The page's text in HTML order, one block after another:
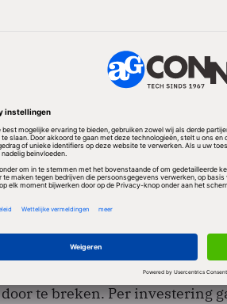
ecosysteem. Europese
zodra hun
daardoor vaak naar de
van Europa hangt af
in onze eigen strategische
Ekaterina Zaharieva,
autonomie
op de groeifase: bedrijven
maar grote kapitaalinjecties
te breken. Per investering